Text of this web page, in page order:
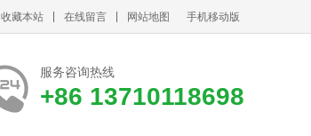
收藏本站 在线留言 网站地图 手机移动版
服务咨询热线
+86 13710118698